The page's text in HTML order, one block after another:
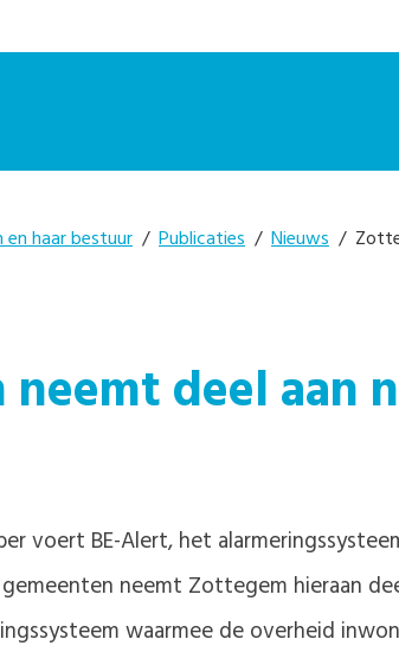
haar bestuur / Publicaties / Nieuws /
deel aan
voert BE-Alert, het
neemt Zottegem hieraan
waarmee de overheid